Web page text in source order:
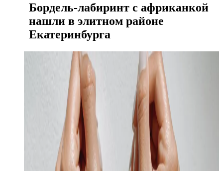
Бордель-лабиринт с африканкой
нашли в элитном районе
Екатеринбурга